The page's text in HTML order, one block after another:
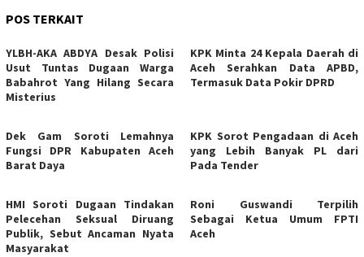
POS TERKAIT
YLBH-AKA ABDYA Desak Polisi
Usut Tuntas Dugaan Warga
Babahrot Yang Hilang Secara
Misterius
KPK Minta 24 Kepala Daerah di
Aceh Serahkan Data APBD,
Termasuk Data Pokir DPRD
Dek Gam Soroti Lemahnya
Fungsi DPR Kabupaten Aceh
Barat Daya
KPK Sorot Pengadaan di Aceh
yang Lebih Banyak PL dari
Pada Tender
HMI Soroti Dugaan Tindakan
Pelecehan Seksual Diruang
Publik, Sebut Ancaman Nyata
Masyarakat
Roni Guswandi Terpilih
Sebagai Ketua Umum FPTI
Aceh